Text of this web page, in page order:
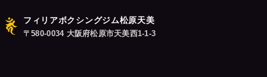
フィリアボクシングジム松原天美
〒580-0034 大阪府松原市天美西1-1-3